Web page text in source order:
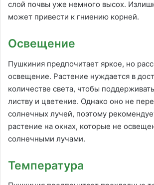
слой почвы уже немного высох.
может привести к гниению корней.
Освещение
Пушкиния предпочитает яркое, но
освещение. Растение нуждается в
количестве света, чтобы
листву и цветение. Однако оно не
солнечных лучей, поэтому
растение на окнах, которые не
солнечными лучами.
Температура